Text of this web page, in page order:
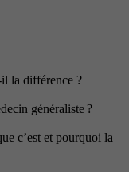
la différence ?
généraliste ?
c’est et pourquoi la